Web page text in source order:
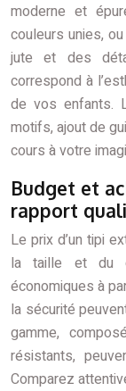
moderne et
couleurs unies,
jute et des
correspond à
de vos enfants.
motifs, ajout de
cours à votre
Budget et
rapport
Le prix d’un tipi
la taille et du
économiques à
la sécurité
gamme,
résistants,
Comparez